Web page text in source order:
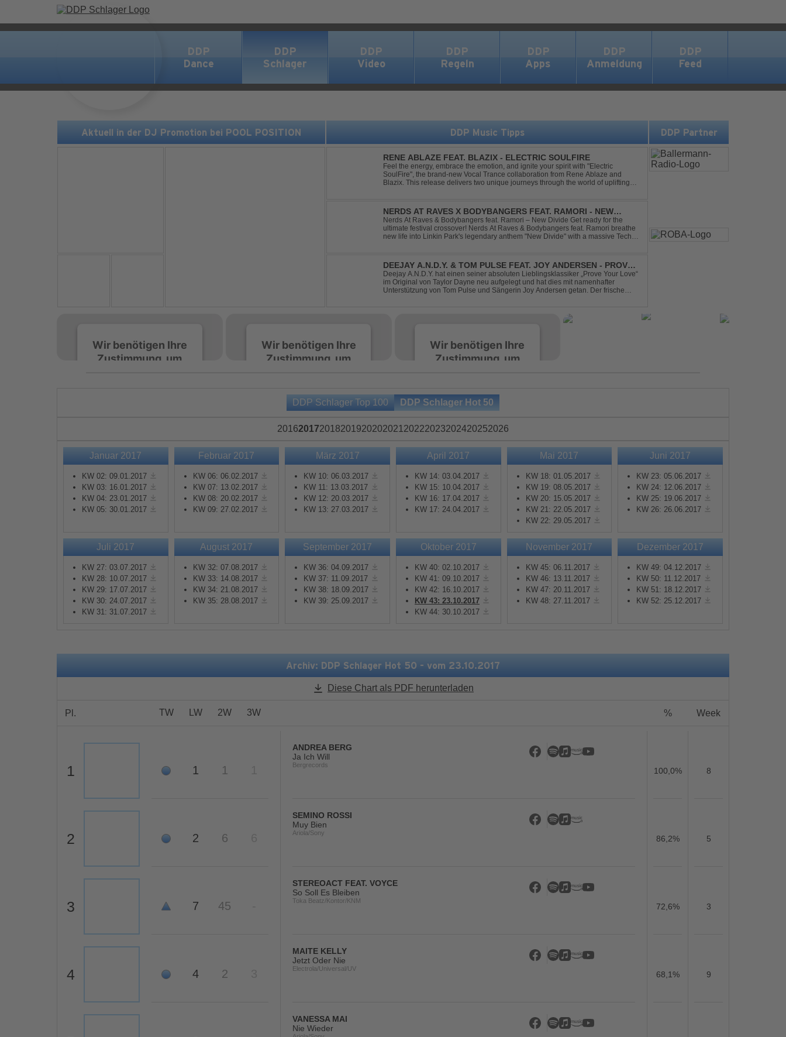
DDP
Dance
DDP
Schlager
DDP
Video
DDP
Regeln
DDP
Apps
DDP
Anmeldung
DDP
Feed
Aktuell in der DJ Promotion bei POOL POSITION DDP Music Tipps
RENE ABLAZE FEAT. BLAZIX - ELECTRIC SOULFIRE
Feel the energy, embrace the emotion, and ignite your spirit with "Electric
SoulFire", the brand-new Vocal Trance collaboration from Rene Ablaze and
Blazix. This release delivers two unique journeys through the world of uplifting
NERDS AT RAVES X BODYBANGERS FEAT. RAMORI - NEW
DIVIDE
Nerds At Raves & Bodybangers feat. Ramori – New Divide Get ready for the
ultimate festival crossover! Nerds At Raves & Bodybangers feat. Ramori breathe
new life into Linkin Park's legendary anthem "New Divide" with a massive Techno
DEEJAY A.N.D.Y. & TOM PULSE FEAT. JOY ANDERSEN - PROVE
YOUR LOVE
Deejay A.N.D.Y. hat einen seiner absoluten Lieblingsklassiker „Prove Your Love“
im Original von Taylor Dayne neu aufgelegt und hat dies mit namenhafter
Unterstützung von Tom Pulse und Sängerin Joy Andersen getan. Der frische
DDP Partner
Wir benötigen Ihre
Zustimmung, um
Daten zu Ihren
Aktivitäten sammeln.
Bitte lesen Sie die Details
durch und stimmen Sie
der Nutzung des Service
zu, um diese Inhalte
Mehr Informationen
Akzeptieren
powered byUsercentrics
Consent Management
Wir benötigen Ihre
Zustimmung, um
Wir verwenden Spotify,
um Inhalte einzubetten.
Daten zu Ihren
Aktivitäten sammeln.
Bitte lesen Sie die Details
durch und stimmen Sie
der Nutzung des Service
zu, um diese Inhalte
Mehr Informationen
Akzeptieren
powered byUsercentrics
Wir benötigen Ihre
Zustimmung, um
Wir verwenden Spotify,
um Inhalte einzubetten.
Daten zu Ihren
Aktivitäten sammeln.
Bitte lesen Sie die Details
durch und stimmen Sie
der Nutzung des Service
zu, um diese Inhalte
Mehr Informationen
Akzeptieren
powered byUsercentrics
Consent Management
DDP Schlager Top 100 DDP Schlager Hot 50
201620172018201920202021 20222023202420252026
Januar 2017
KW 02: 09.01.2017
KW 03: 16.01.2017
KW 04: 23.01.2017
KW 05: 30.01.2017
Februar 2017
KW 06: 06.02.2017
KW 07: 13.02.2017
KW 08: 20.02.2017
KW 09: 27.02.2017
März 2017
KW 10: 06.03.2017
KW 11: 13.03.2017
KW 12: 20.03.2017
KW 13: 27.03.2017
April 2017
KW 14: 03.04.2017
KW 15: 10.04.2017
KW 16: 17.04.2017
KW 17: 24.04.2017
Mai 2017
KW 18: 01.05.2017
KW 19: 08.05.2017
KW 20: 15.05.2017
KW 21: 22.05.2017
KW 22: 29.05.2017
Juni 2017
KW 23: 05.06.2017
KW 24: 12.06.2017
KW 25: 19.06.2017
KW 26: 26.06.2017
Juli 2017
KW 27: 03.07.2017
KW 28: 10.07.2017
KW 29: 17.07.2017
KW 30: 24.07.2017
KW 31: 31.07.2017
August 2017
KW 32: 07.08.2017
KW 33: 14.08.2017
KW 34: 21.08.2017
KW 35: 28.08.2017
September 2017
KW 36: 04.09.2017
KW 37: 11.09.2017
KW 38: 18.09.2017
KW 39: 25.09.2017
Oktober 2017
KW 40: 02.10.2017
KW 41: 09.10.2017
KW 42: 16.10.2017
KW 43: 23.10.2017
KW 44: 30.10.2017
November 2017
KW 45: 06.11.2017
KW 46: 13.11.2017
KW 47: 20.11.2017
KW 48: 27.11.2017
Dezember 2017
KW 49: 04.12.2017
KW 50: 11.12.2017
KW 51: 18.12.2017
KW 52: 25.12.2017
Archiv: DDP Schlager Hot 50 - vom 23.10.2017
Diese Chart als PDF herunterladen
Pl. TW LW 2W 3W % Week
1 1 1
ANDREA BERG
Ja Ich Will
Bergrecords
100,0% 8
2 2 6
SEMINO ROSSI
Muy Bien
Ariola/Sony
86,2% 5
3 7 45
STEREOACT FEAT. VOYCE
So Soll Es Bleiben
Toka Beatz/Kontor/KNM
72,6% 3
4 4 2
MAITE KELLY
Jetzt Oder Nie
Electrola/Universal/UV
68,1% 9
VANESSA MAI
Nie Wieder